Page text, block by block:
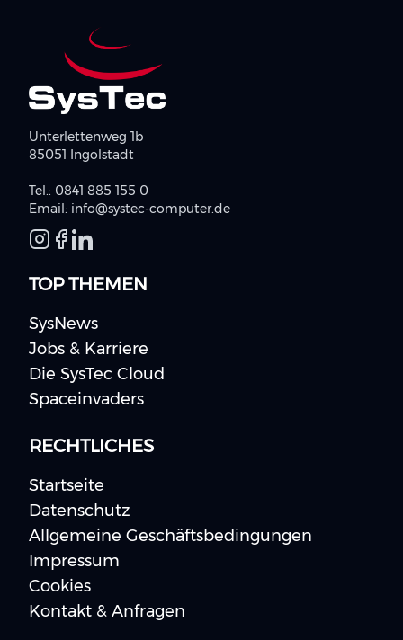
Unterlettenweg 1b
85051 Ingolstadt
Tel.: 0841 885 155 0
Email: info@systec-computer.de
TOP THEMEN
SysNews
Jobs & Karriere
Die SysTec Cloud
Spaceinvaders
RECHTLICHES
Startseite
Datenschutz
Allgemeine Geschäftsbedingungen
Impressum
Cookies
Kontakt & Anfragen